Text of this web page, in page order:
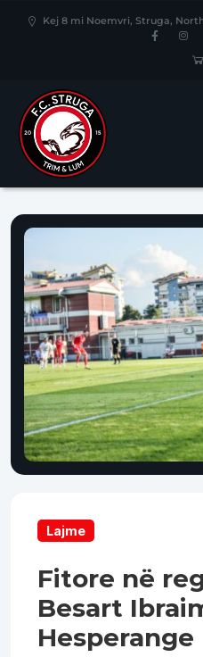
Kej 8 mi Noemvri, Struga,
Lajme
Fitore në
Besart
Hesperange